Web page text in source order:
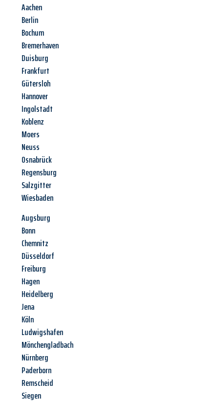
Aachen
Berlin
Bochum
Bremerhaven
Duisburg
Frankfurt
Gütersloh
Hannover
Ingolstadt
Koblenz
Moers
Neuss
Osnabrück
Regensburg
Salzgitter
Wiesbaden
Augsburg
Bonn
Chemnitz
Düsseldorf
Freiburg
Hagen
Heidelberg
Jena
Köln
Ludwigshafen
Mönchengladbach
Nürnberg
Paderborn
Remscheid
Siegen